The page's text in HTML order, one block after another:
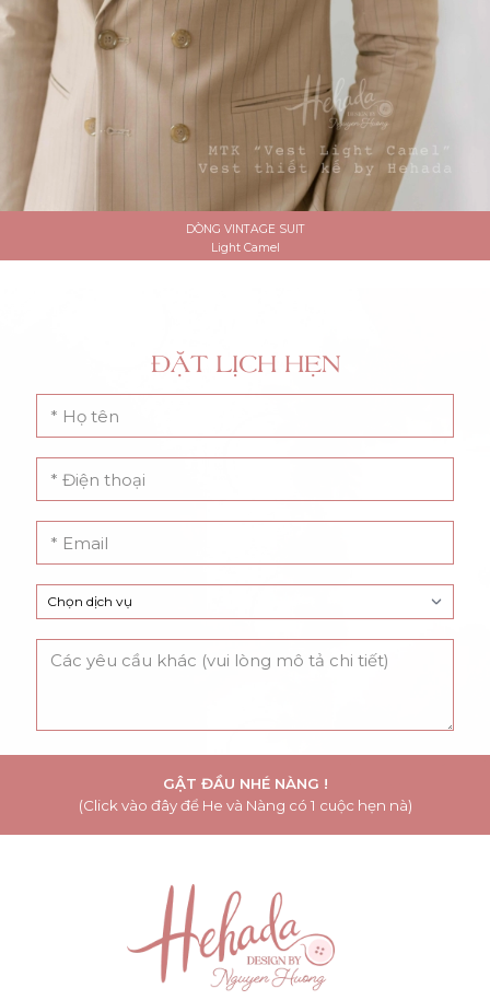
DÒNG VINTAGE SUIT
Light Camel
ĐẶT LỊCH HẸN
GẬT ĐẦU NHÉ NÀNG !
(Click vào đây để He và Nàng có 1 cuộc hẹn nà)